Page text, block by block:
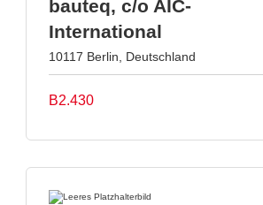
bauteq, c/o AIC-
International
10117 Berlin, Deutschland
B2.430